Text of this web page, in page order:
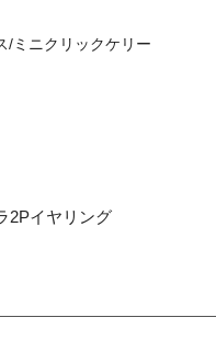
/ミニクリックケリー
2Pイヤリング